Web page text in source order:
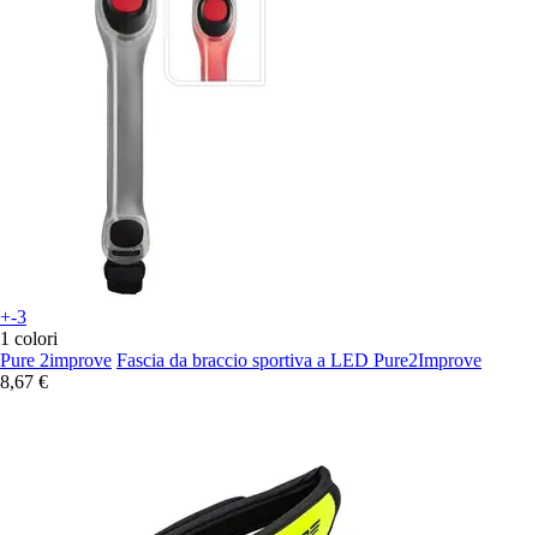
+-3
1 colori
Pure 2improve Fascia da braccio sportiva a LED Pure2Improve
8,67 €